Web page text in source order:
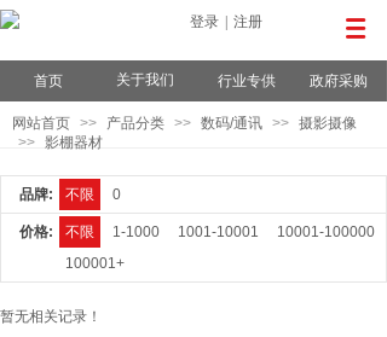
登录 注册
首页 关于我们 行业专供 政府采购
网站首页 >> 产品分类 >> 数码/通讯 >> 摄影摄像
>> 影棚器材
品牌: 不限 0
价格: 不限 1-1000 1001-10001
10001-100000
100001+
暂无相关记录！